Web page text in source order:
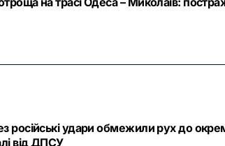
російські удари обмежили рух до
від ДПСУ